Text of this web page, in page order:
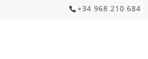
+34 968 210 684